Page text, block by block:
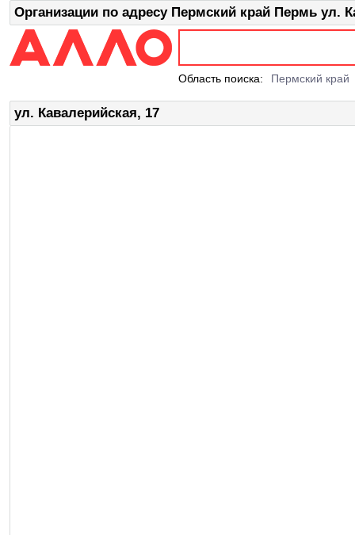
Организации по адресу Пермский край Пермь ул.
Область поиска: Пермский край
ул. Кавалерийская, 17